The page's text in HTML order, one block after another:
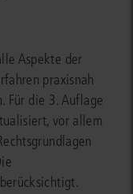
Aspekte der
praxisnah
Für die 3. Auflage
vor allem